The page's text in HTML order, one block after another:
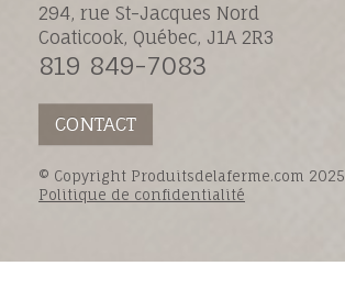
294, rue St-Jacques Nord
Coaticook, Québec, J1A 2R3
819 849-7083
CONTACT
© Copyright Produitsdelaferme.com 2025
Politique de confidentialité